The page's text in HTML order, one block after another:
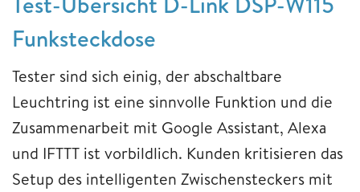
Funksteckdose
Tester sind sich einig, der abschaltbare
Leuchtring ist eine sinnvolle Funktion und die
Zusammenarbeit mit Google Assistant, Alexa
und IFTTT ist vorbildlich. Kunden kritisieren das
Setup des intelligenten Zwischensteckers mit